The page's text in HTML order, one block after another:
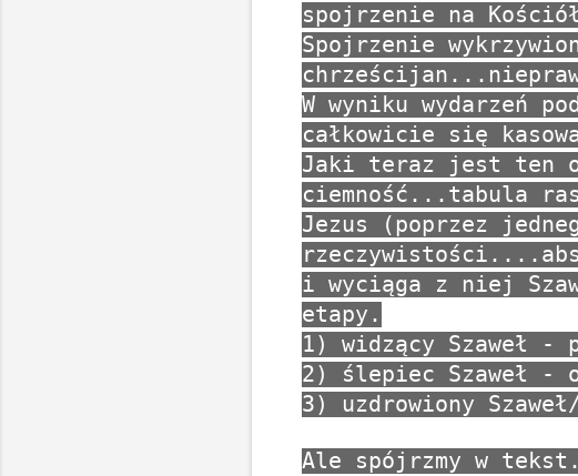
spojrzenie na
Spojrzenie
W wyniku wydarzeń
całkowicie się
Jaki teraz jest ten
ciemność...tabula
Jezus (poprzez
i wyciąga z niej
etapy.
1) widzący Szaweł -
2) ślepiec Szaweł -
3) uzdrowiony
Ale spójrzmy w